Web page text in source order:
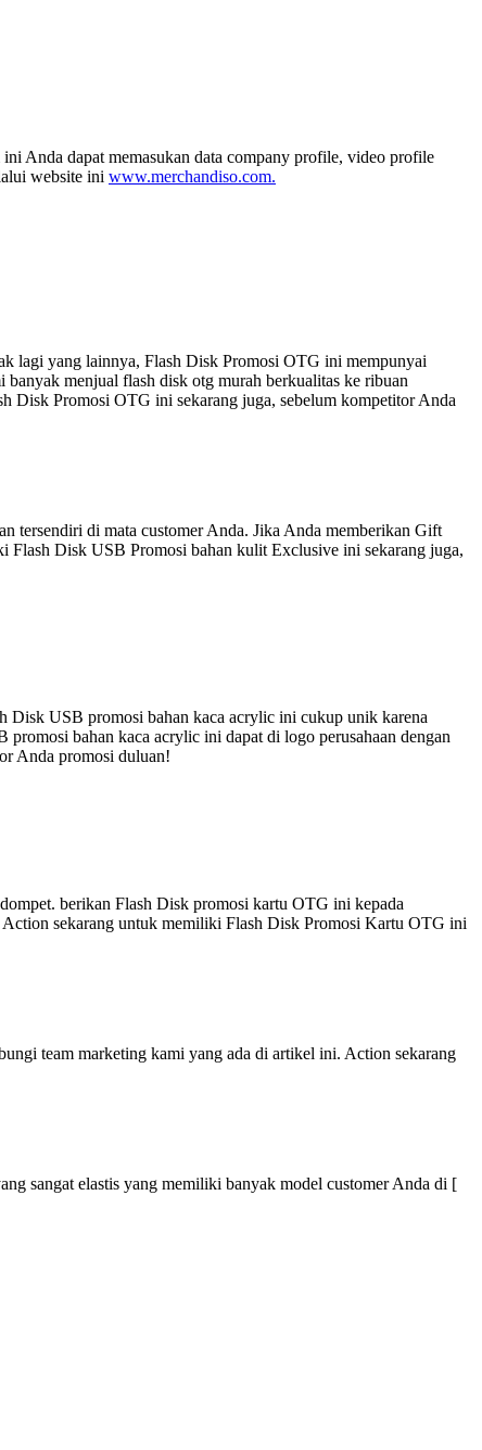
Anda dapat memasukan data company profile, video profile
website ini www.merchandiso.com.
lagi yang lainnya, Flash Disk Promosi OTG ini mempunyai
menjual flash disk otg murah berkualitas ke ribuan
Disk Promosi OTG ini sekarang juga, sebelum kompetitor Anda
tersendiri di mata customer Anda. Jika Anda memberikan Gift
Disk USB Promosi bahan kulit Exclusive ini sekarang juga,
Disk USB promosi bahan kaca acrylic ini cukup unik karena
bahan kaca acrylic ini dapat di logo perusahaan dengan
Anda promosi duluan!
berikan Flash Disk promosi kartu OTG ini kepada
sekarang untuk memiliki Flash Disk Promosi Kartu OTG ini
team marketing kami yang ada di artikel ini. Action sekarang
sangat elastis yang memiliki banyak model customer Anda di [